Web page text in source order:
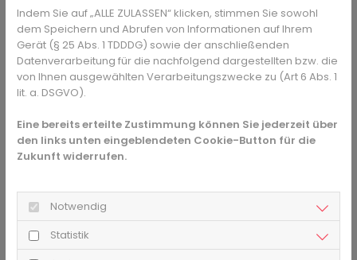
Akuter Asthmaanfall
Epilepsie
Prostata-Vergrößerung, bei der die Blase nicht
vollständig entleert werden kann
Depressionen mit Einnahme MAO-Hemmern wie
Tranylcypromin
Herzerkrankungen
erhöhter Blutdruck
Refluxerkrankung
Doxylaminsuccinat?
Doxylaminsuccinat sollte nur nach den Anweisungen in der
Packungsbeilage angewendet werden. Doch auch dann
Indem Sie auf „ALLE ZULASSEN“ klicken, stimmen Sie sowohl
dem Speichern und Abrufen von Informationen auf Ihrem
Gerät (§ 25 Abs. 1 TDDDG) sowie der anschließenden
Datenverarbeitung für die nachfolgend dargestellten bzw. die
von Ihnen ausgewählten Verarbeitungszwecke zu (Art 6 Abs. 1
lit. a. DSGVO).
Eine bereits erteilte Zustimmung können Sie jederzeit über
den links unten eingeblendeten Cookie-Button für die
Zukunft widerrufen.
Notwendig
Statistik